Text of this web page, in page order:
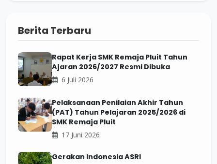
Berita Terbaru
Rapat Kerja SMK Remaja Pluit Tahun
Ajaran 2026/2027 Resmi Dibuka
6 Juli 2026
Pelaksanaan Penilaian Akhir Tahun
(PAT) Tahun Pelajaran 2025/2026 di
SMK Remaja Pluit
17 Juni 2026
Gerakan Indonesia ASRI